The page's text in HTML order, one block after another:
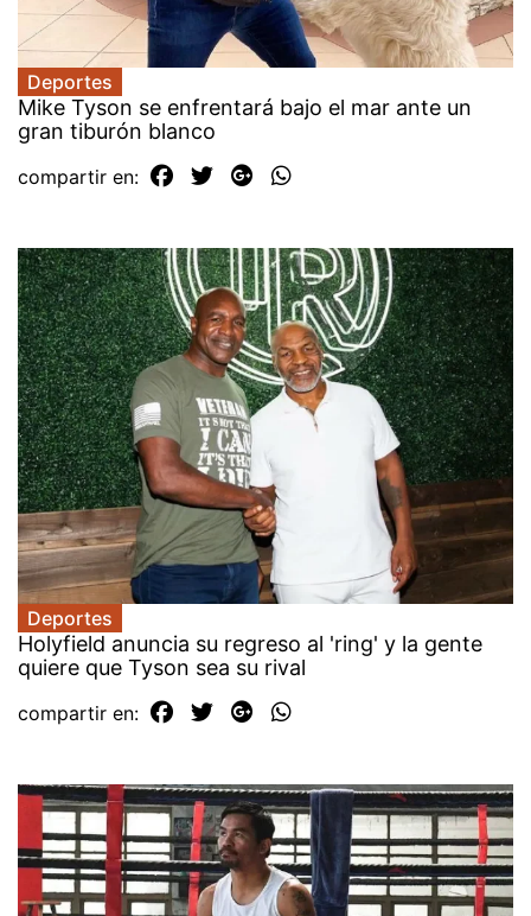
Deportes
Mike Tyson se enfrentará bajo el mar ante un
gran tiburón blanco
compartir en:
Deportes
Holyfield anuncia su regreso al 'ring' y la gente
quiere que Tyson sea su rival
compartir en: